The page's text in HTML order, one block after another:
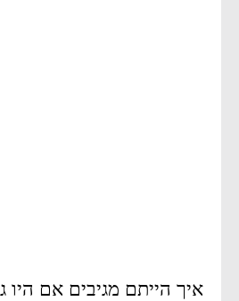
איך הייתם מגיבים אם היו